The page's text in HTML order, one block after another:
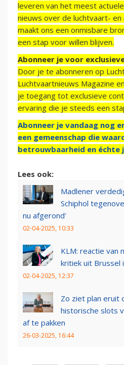
leveren van het meest
nieuws over de luchtvaart-
maakt ons een onmisbare
een stap voor willen blijven.
Abonneer je voor
Door je te abonneren op
Luchtvaartnieuws Magazine
je toegang tot exclusieve
ervaring die je steeds een
Abonneer je vandaag nog
een gemeenschap die
betrouwbaarheid en échte
Lees ook:
Madlener
Schiphol
nu afgerond'
02-04-2025, 10:33
KLM: reactie van
kritiek uit Brussel
02-04-2025, 12:37
Zo ziet plan eruit
historische slots
af te pakken
26-03-2025, 16:44